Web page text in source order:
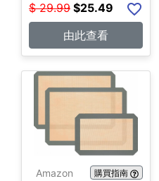
$ 29.99 $25.49
由此查看
Amazon 購買指南